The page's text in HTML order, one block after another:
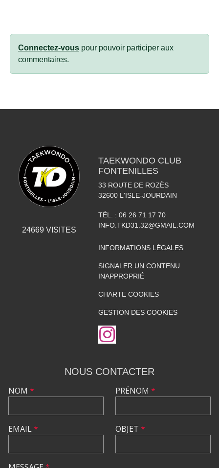
Connectez-vous pour pouvoir participer aux
commentaires.
24669 VISITES
TAEKWONDO CLUB
FONTENILLES
33 ROUTE DE ROZÈS
32600 L'ISLE-JOURDAIN
TÉL. : 06 26 71 17 70
INFO.TKD31.32@GMAIL.COM
INFORMATIONS LÉGALES
SIGNALER UN CONTENU
INAPPROPRIÉ
CHARTE COOKIES
GESTION DES COOKIES
NOUS CONTACTER
NOM *
EMAIL*
PRÉNOM *
OBJET *